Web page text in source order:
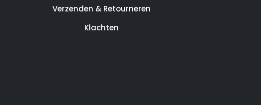
Verzenden & Retourneren
Klachten